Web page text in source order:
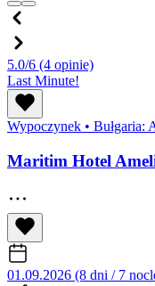
5.0/6 (4 opinie)
Last Minute!
Wypoczynek • Bułgaria:
Maritim Hotel
01.09.2026 (8 dni / 7